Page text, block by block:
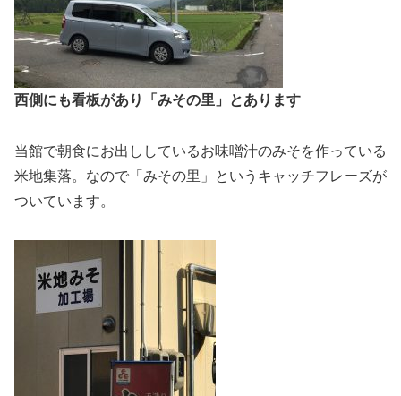
西側にも看板があり「みその里」とあります
当館で朝食にお出ししているお味噌汁のみそを作っている
米地集落。なので「みその里」というキャッチフレーズが
ついています。